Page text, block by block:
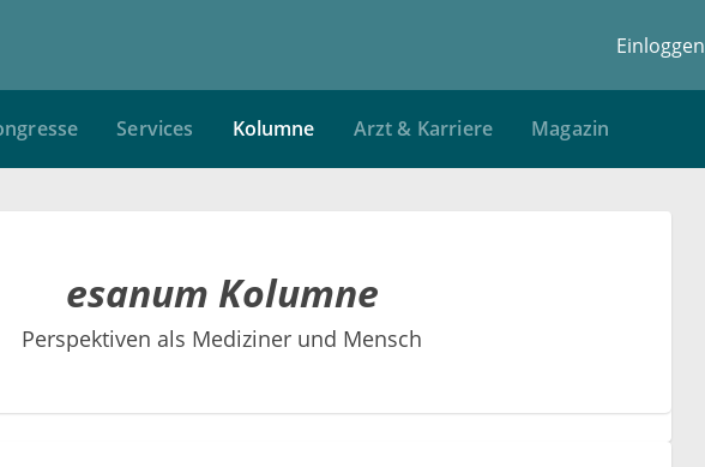
Einloggen
Services Kolumne Arzt & Karriere Magazin
esanum Kolumne
Perspektiven als Mediziner und Mensch